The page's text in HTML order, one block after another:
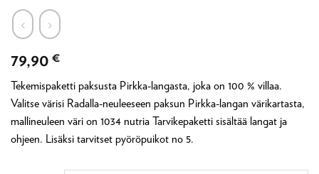
79,90 €
Tekemispaketti paksusta Pirkka-langasta, joka on 100 % villaa.
Valitse värisi Radalla-neuleeseen paksun Pirkka-langan värikartasta,
mallineuleen väri on 1034 nutria Tarvikepaketti sisältää langat ja
ohjeen. Lisäksi tarvitset pyöröpuikot no 5.